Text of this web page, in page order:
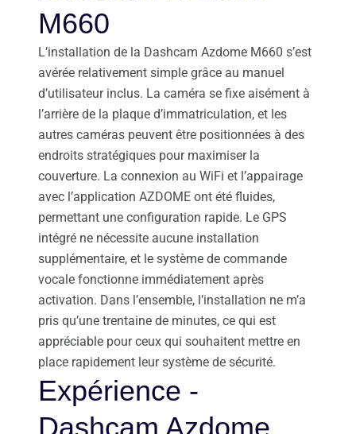
M660
L’installation de la Dashcam Azdome M660 s’est
avérée relativement simple grâce au manuel
d’utilisateur inclus. La caméra se fixe aisément à
l’arrière de la plaque d’immatriculation, et les
autres caméras peuvent être positionnées à des
endroits stratégiques pour maximiser la
couverture. La connexion au WiFi et l’appairage
avec l’application AZDOME ont été fluides,
permettant une configuration rapide. Le GPS
intégré ne nécessite aucune installation
supplémentaire, et le système de commande
vocale fonctionne immédiatement après
activation. Dans l’ensemble, l’installation ne m’a
pris qu’une trentaine de minutes, ce qui est
appréciable pour ceux qui souhaitent mettre en
place rapidement leur système de sécurité.
Expérience -
Dashcam Azdome